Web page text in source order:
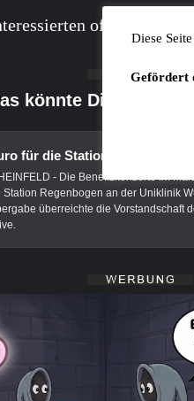
offen und
könnte Dich auch
für die Station Regenbogen
- Die Benefizkonzerte im
Station Regenbogen an der Uniklinik
überreichte die Vorstandschaft
Diese
Gefördert